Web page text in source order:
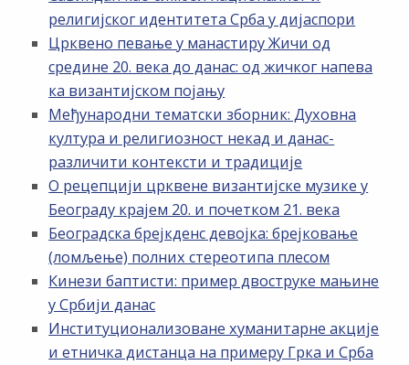
религијског идентитета Срба у дијаспори
Црквено певање у манастиру Жичи од
средине 20. века до данас: од жичког напева
ка византијском појању
Међународни тематски зборник: Духовна
култура и религиозност некад и данас-
различити контексти и традиције
О рецепцији црквене византијске музике у
Београду крајем 20. и почетком 21. века
Београдска брејкденс девојка: брејковање
(ломљење) полних стереотипа плесом
Кинези баптисти: пример двоструке мањине
у Србији данас
Институционализоване хуманитарне акције
и етничка дистанца на примеру Грка и Срба